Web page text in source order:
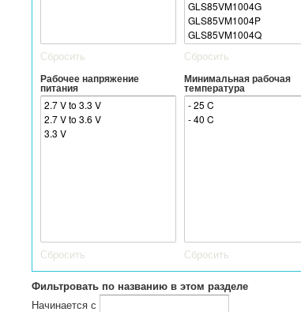
Сбросить Сбросить
Рабочее напряжение
питания
Сбросить
Минимальная рабочая
температура
Сбросить
Фильтровать по названию в этом разделе
Начинается с